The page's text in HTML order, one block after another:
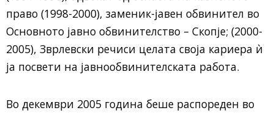
право (1998-2000), заменик-јавен обвинител во
Основното јавно обвинителство – Скопје; (2000-
2005), Зврлевски речиси целата своја кариера ѝ
ја посвети на јавнообвинителската работа.
Во декември 2005 година беше распореден во